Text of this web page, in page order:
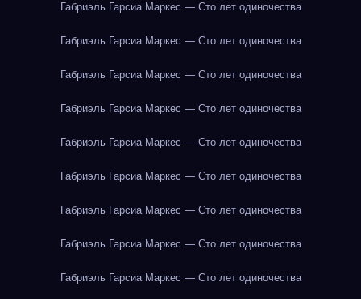
Габриэль Гарсиа Маркес — Сто лет одиночества
Габриэль Гарсиа Маркес — Сто лет одиночества
Габриэль Гарсиа Маркес — Сто лет одиночества
Габриэль Гарсиа Маркес — Сто лет одиночества
Габриэль Гарсиа Маркес — Сто лет одиночества
Габриэль Гарсиа Маркес — Сто лет одиночества
Габриэль Гарсиа Маркес — Сто лет одиночества
Габриэль Гарсиа Маркес — Сто лет одиночества
Габриэль Гарсиа Маркес — Сто лет одиночества